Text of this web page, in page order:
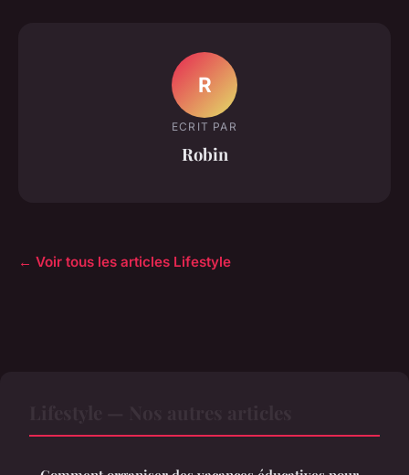
R
ECRIT PAR
Robin
← Voir tous les articles Lifestyle